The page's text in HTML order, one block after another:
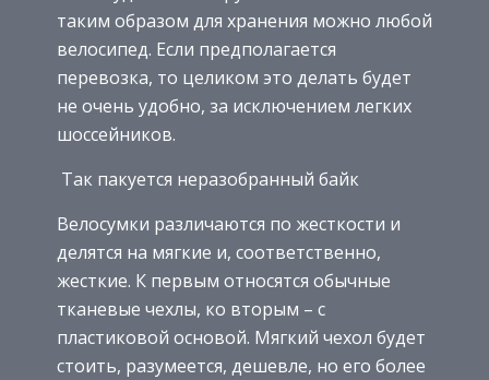
таким образом для хранения можно любой
велосипед. Если предполагается
перевозка, то целиком это делать будет
не очень удобно, за исключением легких
шоссейников.
Так пакуется неразобранный байк
Велосумки различаются по жесткости и
делятся на мягкие и, соответственно,
жесткие. К первым относятся обычные
тканевые чехлы, ко вторым – с
пластиковой основой. Мягкий чехол будет
стоить, разумеется, дешевле, но его более